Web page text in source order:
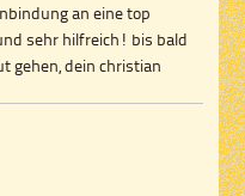
an eine top
sehr hilfreich! bis bald
gehen, dein christian